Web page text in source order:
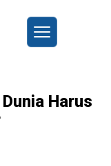
Harus